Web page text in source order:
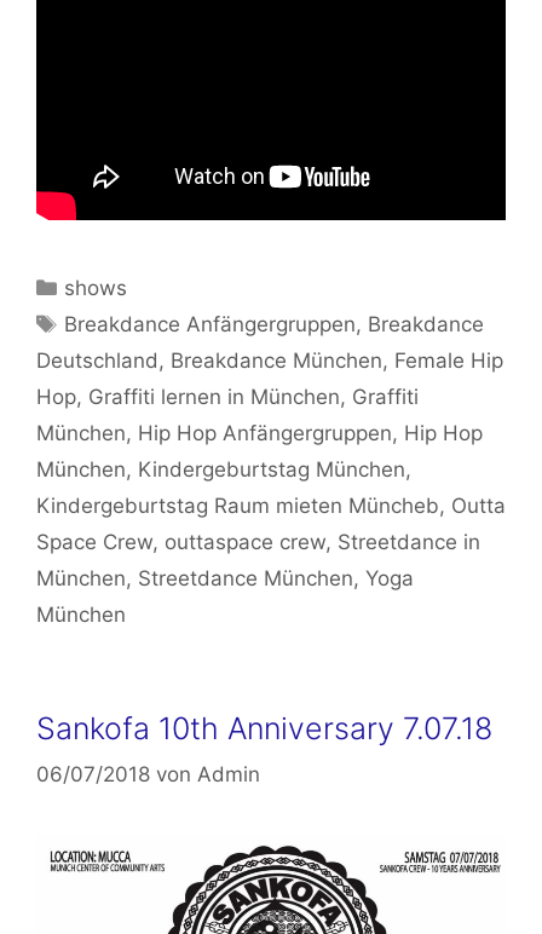
Kategorien
shows
Schlagwörter
Breakdance Anfängergruppen, Breakdance
Deutschland , Breakdance München, Female Hip
Hop, Graffiti lernen in München, Graffiti
München, Hip Hop Anfängergruppen, Hip Hop
München, Kindergeburtstag München,
Kindergeburtstag Raum mieten Müncheb, Outta
Space Crew, outtaspace crew, Streetdance in
München, Streetdance München, Yoga
München
Sankofa 10th Anniversary 7.07.18
06/07/2018 von Admin